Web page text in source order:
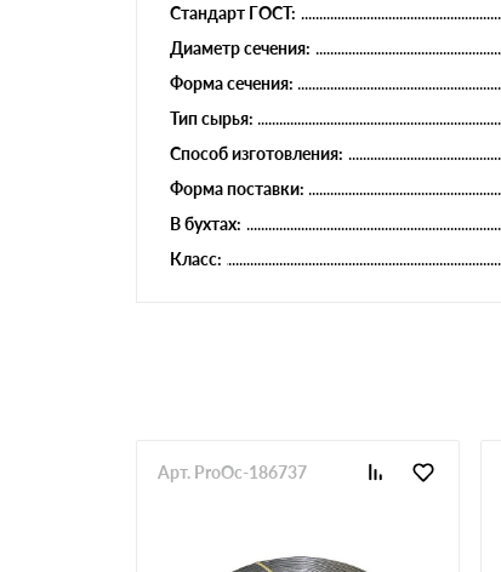
Стандарт ГОСТ:
Диаметр сечения:
Форма сечения:
Тип сырья:
Способ изготовления:
Форма поставки:
В бухтах:
Класс:
Арт. ProOc-186737